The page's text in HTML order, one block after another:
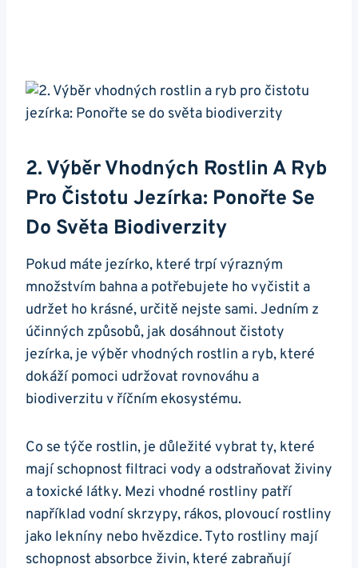
2. Výběr Vhodných Rostlin A Ryb
Pro Čistotu Jezírka: Ponořte Se
Do Světa Biodiverzity
Pokud máte jezírko, které trpí výrazným
množstvím bahna a potřebujete ‌ho vyčistit‍ a
udržet ho krásné, určitě nejste⁣ sami. Jedním ⁤z
účinných způsobů, jak dosáhnout ‍čistoty
jezírka, je výběr vhodných rostlin a​ ryb, které
dokáží‍ pomoci udržovat rovnováhu a
biodiverzitu⁤ v⁣ říčním ekosystému.
Co se‍ týče⁣ rostlin, ‍je důležité vybrat ty, ‌které‌
mají schopnost filtraci ‌vody a ​odstraňovat živiny
a toxické ‍látky. Mezi vhodné rostliny patří
například vodní skrzypy, rákos, plovoucí rostliny
jako lekníny nebo hvězdice. ​Tyto rostliny mají
schopnost absorbce živin, které zabraňují